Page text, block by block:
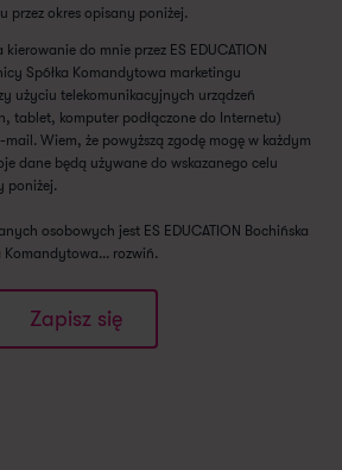
przez okres opisany poniżej.
do mnie przez ES EDUCATION
Spółka Komandytowa marketingu
użyciu telekomunikacyjnych urządzeń
tablet, komputer podłączone do Internetu)
Wiem, że powyższą zgodę mogę w każdym
dane będą używane do wskazanego celu
poniżej.
osobowych jest ES EDUCATION Bochińska
Komandytowa... rozwiń.